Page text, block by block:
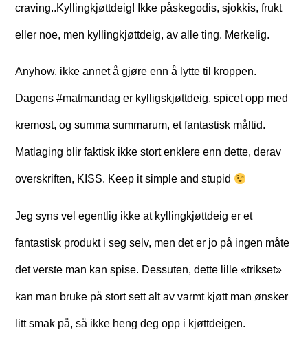
craving..Kyllingkjøttdeig! Ikke påskegodis, sjokkis, frukt
eller noe, men kyllingkjøttdeig, av alle ting. Merkelig.
Anyhow, ikke annet å gjøre enn å lytte til kroppen.
Dagens #matmandag er kylligskjøttdeig, spicet opp med
kremost, og summa summarum, et fantastisk måltid.
Matlaging blir faktisk ikke stort enklere enn dette, derav
overskriften, KISS. Keep it simple and stupid
Jeg syns vel egentlig ikke at kyllingkjøttdeig er et
fantastisk produkt i seg selv, men det er jo på ingen måte
det verste man kan spise. Dessuten, dette lille «trikset»
kan man bruke på stort sett alt av varmt kjøtt man ønsker
litt smak på, så ikke heng deg opp i kjøttdeigen.